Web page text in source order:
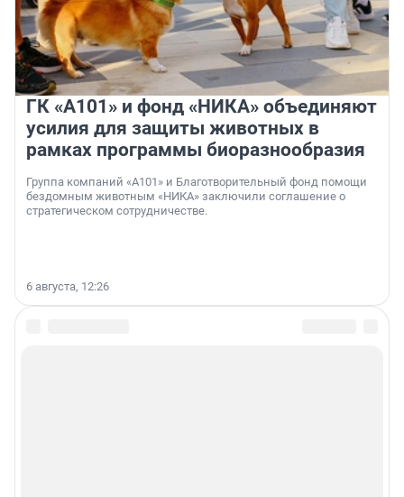
ГК «А101» и фонд «НИКА» объединяют
усилия для защиты животных в
рамках программы биоразнообразия
Группа компаний «А101» и Благотворительный фонд помощи
бездомным животным «НИКА» заключили соглашение о
стратегическом сотрудничестве.
6 августа, 12:26